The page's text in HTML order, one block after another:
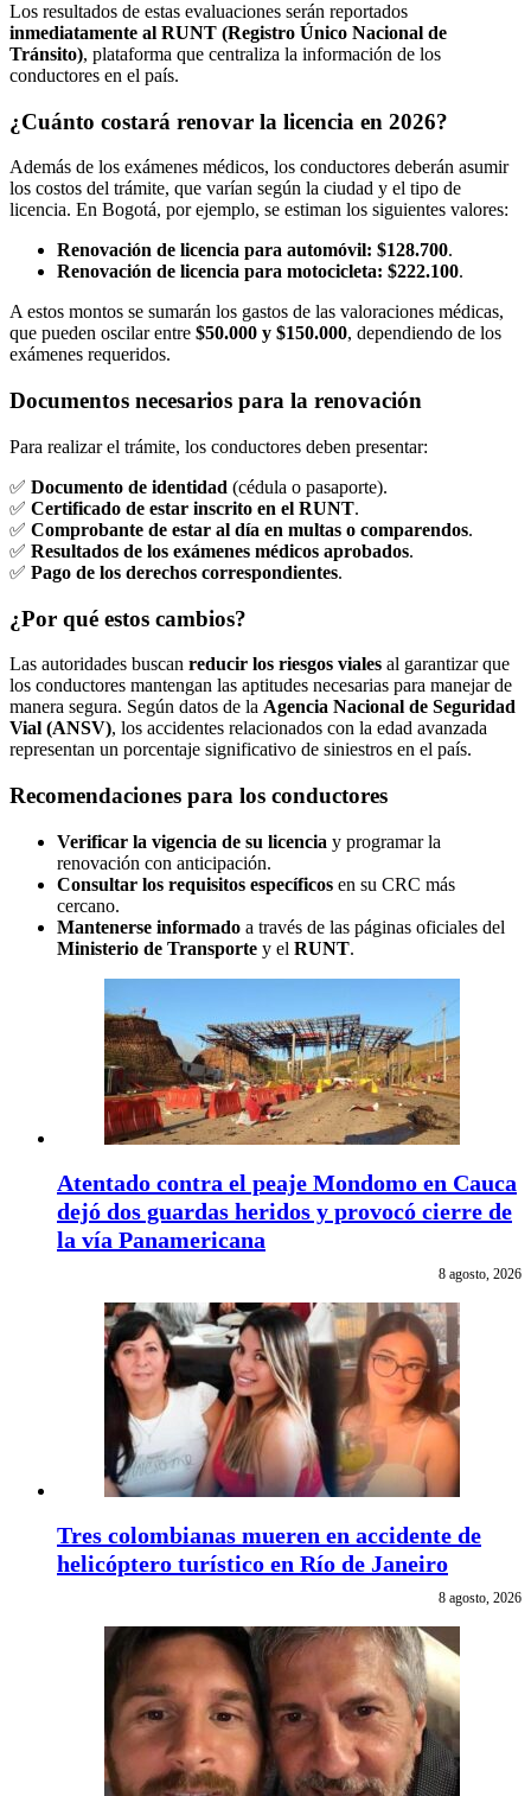
Los resultados de estas evaluaciones serán reportados
inmediatamente al RUNT (Registro Único Nacional de
Tránsito), plataforma que centraliza la información de los
conductores en el país.
¿Cuánto costará renovar la licencia en 2026?
Además de los exámenes médicos, los conductores deberán asumir
los costos del trámite, que varían según la ciudad y el tipo de
licencia. En Bogotá, por ejemplo, se estiman los siguientes valores:
Renovación de licencia para automóvil: $128.700.
Renovación de licencia para motocicleta: $222.100.
A estos montos se sumarán los gastos de las valoraciones médicas,
que pueden oscilar entre $50.000 y $150.000, dependiendo de los
exámenes requeridos.
Documentos necesarios para la renovación
Para realizar el trámite, los conductores deben presentar:
✅ Documento de identidad (cédula o pasaporte).
✅ Certificado de estar inscrito en el RUNT.
✅ Comprobante de estar al día en multas o comparendos.
✅ Resultados de los exámenes médicos aprobados.
✅ Pago de los derechos correspondientes.
¿Por qué estos cambios?
Las autoridades buscan reducir los riesgos viales al garantizar que
los conductores mantengan las aptitudes necesarias para manejar de
manera segura. Según datos de la Agencia Nacional de Seguridad
Vial (ANSV), los accidentes relacionados con la edad avanzada
representan un porcentaje significativo de siniestros en el país.
Recomendaciones para los conductores
Verificar la vigencia de su licencia y programar la
renovación con anticipación.
Consultar los requisitos específicos en su CRC más
cercano.
Mantenerse informado a través de las páginas oficiales del
Ministerio de Transporte y el RUNT.
Atentado contra el peaje Mondomo en Cauca
dejó dos guardas heridos y provocó cierre de
la vía Panamericana
8 agosto, 2026
Tres colombianas mueren en accidente de
helicóptero turístico en Río de Janeiro
8 agosto, 2026